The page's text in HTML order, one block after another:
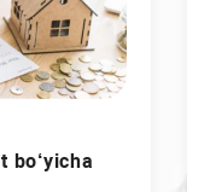
bo‘yicha